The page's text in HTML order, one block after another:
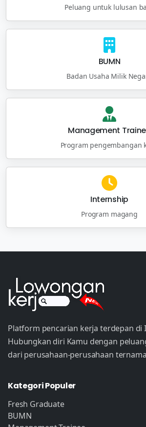
Peluang untuk lulusan
BUMN
Badan Usaha Milik
Management
Program pengembangan
Internship
Program magang
Platform pencarian kerja terdepan di
Hubungkan diri Kamu dengan
dari perusahaan-perusahaan
Kategori Populer
Fresh Graduate
BUMN